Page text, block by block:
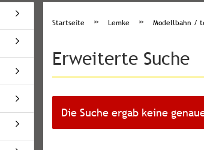
Startseite » Lemke » Modellbahn /
Erweiterte Suche
Die Suche ergab keine